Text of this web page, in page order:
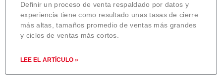
Definir un proceso de venta respaldado por datos y
experiencia tiene como resultado unas tasas de cierre
más altas, tamaños promedio de ventas más grandes
y ciclos de ventas más cortos.
LEE EL ARTÍCULO »